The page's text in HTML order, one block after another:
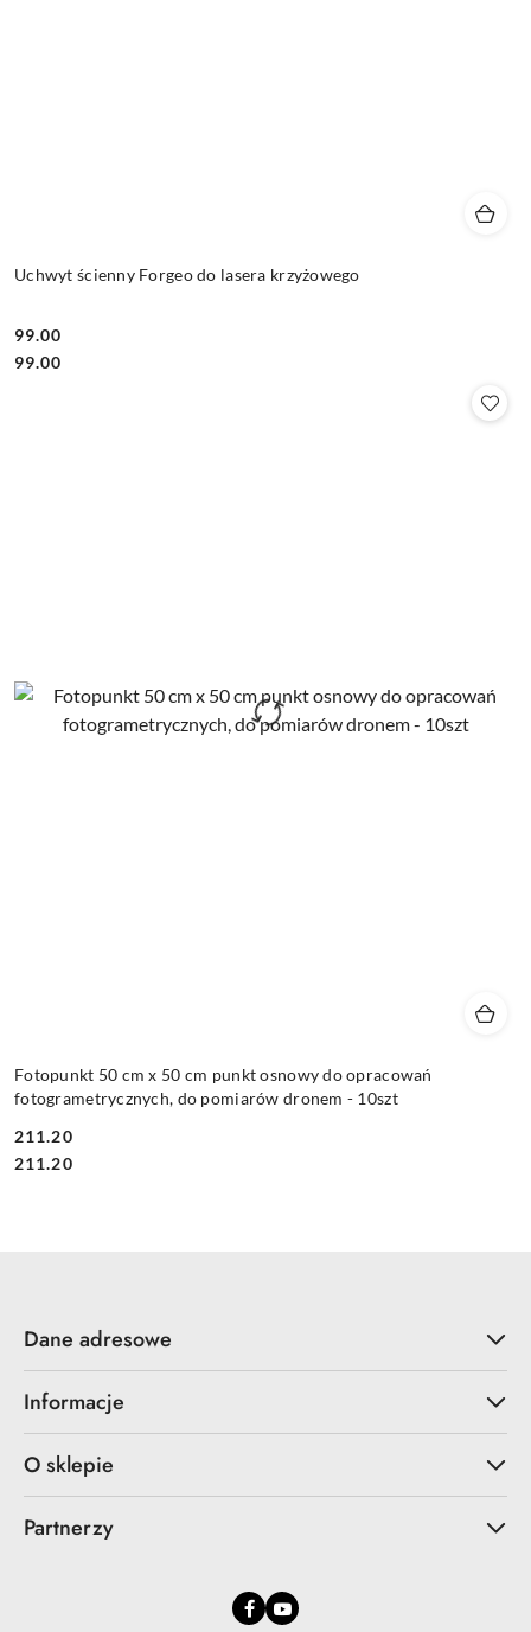
Uchwyt ścienny Forgeo do lasera krzyżowego
Cena:
99.00
Cena:
99.00
Fotopunkt 50 cm x 50 cm punkt osnowy do opracowań
fotogrametrycznych, do pomiarów dronem - 10szt
Cena:
211.20
Cena:
211.20
Dane adresowe
Informacje
O sklepie
Partnerzy